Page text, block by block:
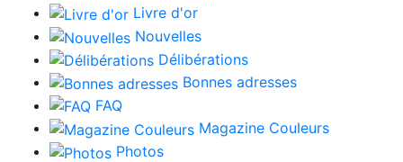
Livre d'or
Nouvelles
Délibérations
Bonnes adresses
FAQ
Magazine Couleurs
Photos